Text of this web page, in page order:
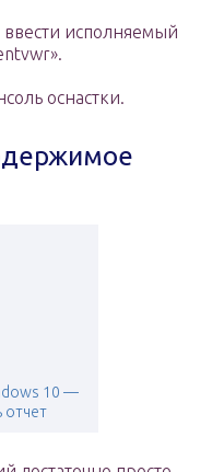
ввести исполняемый
оснастки.
10 —
отчет